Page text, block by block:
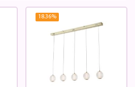
18.36%